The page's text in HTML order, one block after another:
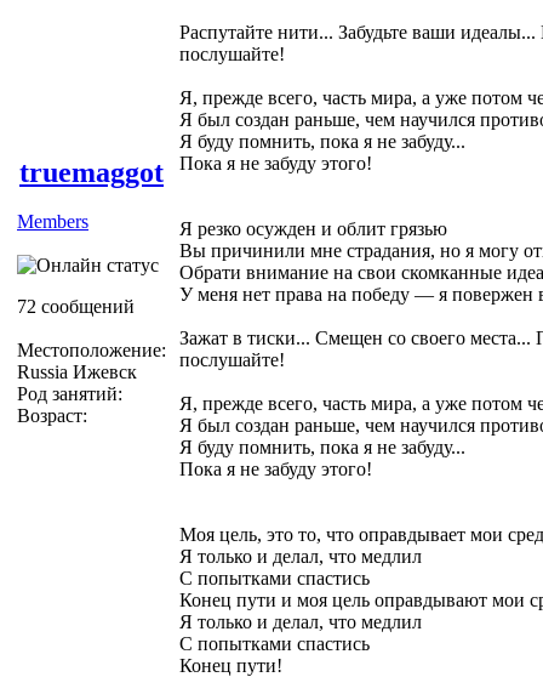
truemaggot
Members
72 сообщений
Местоположение:
Russia Ижевск
Род занятий:
Возраст:
Распутайте нити... Забудьте ваши
послушайте!
Я, прежде всего, часть мира, а уже потом
Я был создан раньше, чем научился
Я буду помнить, пока я не забуду...
Пока я не забуду этого!
Я резко осужден и облит грязью
Вы причинили мне страдания, но я могу
Обрати внимание на свои скомканные
У меня нет права на победу — я повержен
Зажат в тиски... Смещен со своего
послушайте!
Я, прежде всего, часть мира, а уже потом
Я был создан раньше, чем научился
Я буду помнить, пока я не забуду...
Пока я не забуду этого!
Моя цель, это то, что оправдывает мои
Я только и делал, что медлил
С попытками спастись
Конец пути и моя цель оправдывают мои
Я только и делал, что медлил
С попытками спастись
Конец пути!